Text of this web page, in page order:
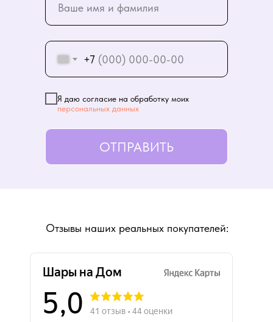
+7
Я даю согласие на обработку моих
персональных данных
ОТПРАВИТЬ
Отзывы наших реальных покупателей: